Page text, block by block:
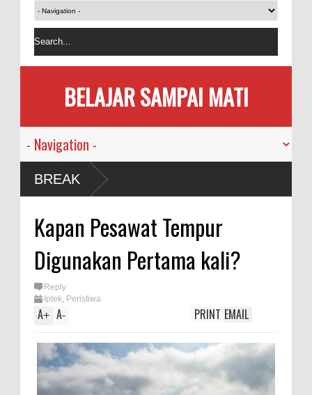
BELAJAR SAMPAI MATI
BREAK
Kapan Pesawat Tempur
Digunakan Pertama kali?
Reply
Iptek, Peristiwa
A+ A- EMAIL
PRINT